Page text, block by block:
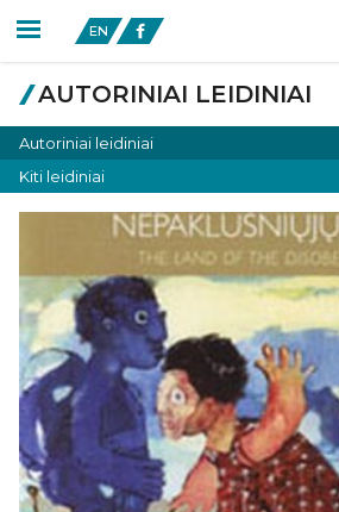
EN
AUTORINIAI LEIDINIAI
Autoriniai leidiniai
Kiti leidiniai